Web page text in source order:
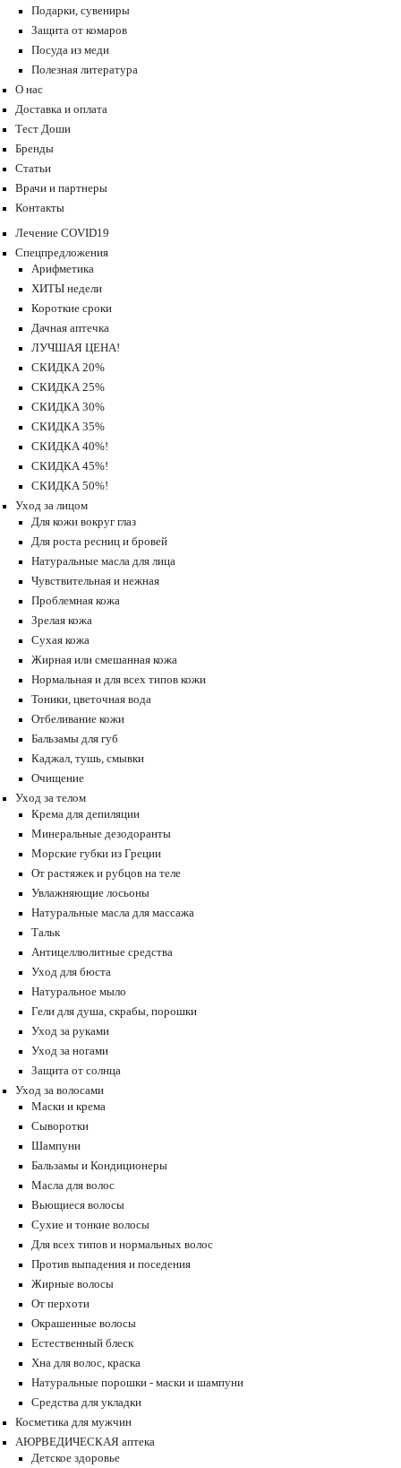
Подарки, сувениры
Защита от комаров
Посуда из меди
Полезная литература
О нас
Доставка и оплата
Тест Доши
Бренды
Статьи
Врачи и партнеры
Контакты
Лечение COVID19
Спецпредложения
Арифметика
ХИТЫ недели
Короткие сроки
Дачная аптечка
ЛУЧШАЯ ЦЕНА!
СКИДКА 20%
СКИДКА 25%
СКИДКА 30%
СКИДКА 35%
СКИДКА 40%!
СКИДКА 45%!
СКИДКА 50%!
Уход за лицом
Для кожи вокруг глаз
Для роста ресниц и бровей
Натуральные масла для лица
Чувствительная и нежная
Проблемная кожа
Зрелая кожа
Сухая кожа
Жирная или смешанная кожа
Нормальная и для всех типов кожи
Тоники, цветочная вода
Отбеливание кожи
Бальзамы для губ
Каджал, тушь, смывки
Очищение
Уход за телом
Крема для депиляции
Минеральные дезодоранты
Морские губки из Греции
От растяжек и рубцов на теле
Увлажняющие лосьоны
Натуральные масла для массажа
Тальк
Антицеллюлитные средства
Уход для бюста
Натуральное мыло
Гели для душа, скрабы, порошки
Уход за руками
Уход за ногами
Защита от солнца
Уход за волосами
Маски и крема
Сыворотки
Шампуни
Бальзамы и Кондиционеры
Масла для волос
Вьющиеся волосы
Сухие и тонкие волосы
Для всех типов и нормальных волос
Против выпадения и поседения
Жирные волосы
От перхоти
Окрашенные волосы
Естественный блеск
Хна для волос, краска
Натуральные порошки - маски и шампуни
Средства для укладки
Косметика для мужчин
АЮРВЕДИЧЕСКАЯ аптека
Детское здоровье